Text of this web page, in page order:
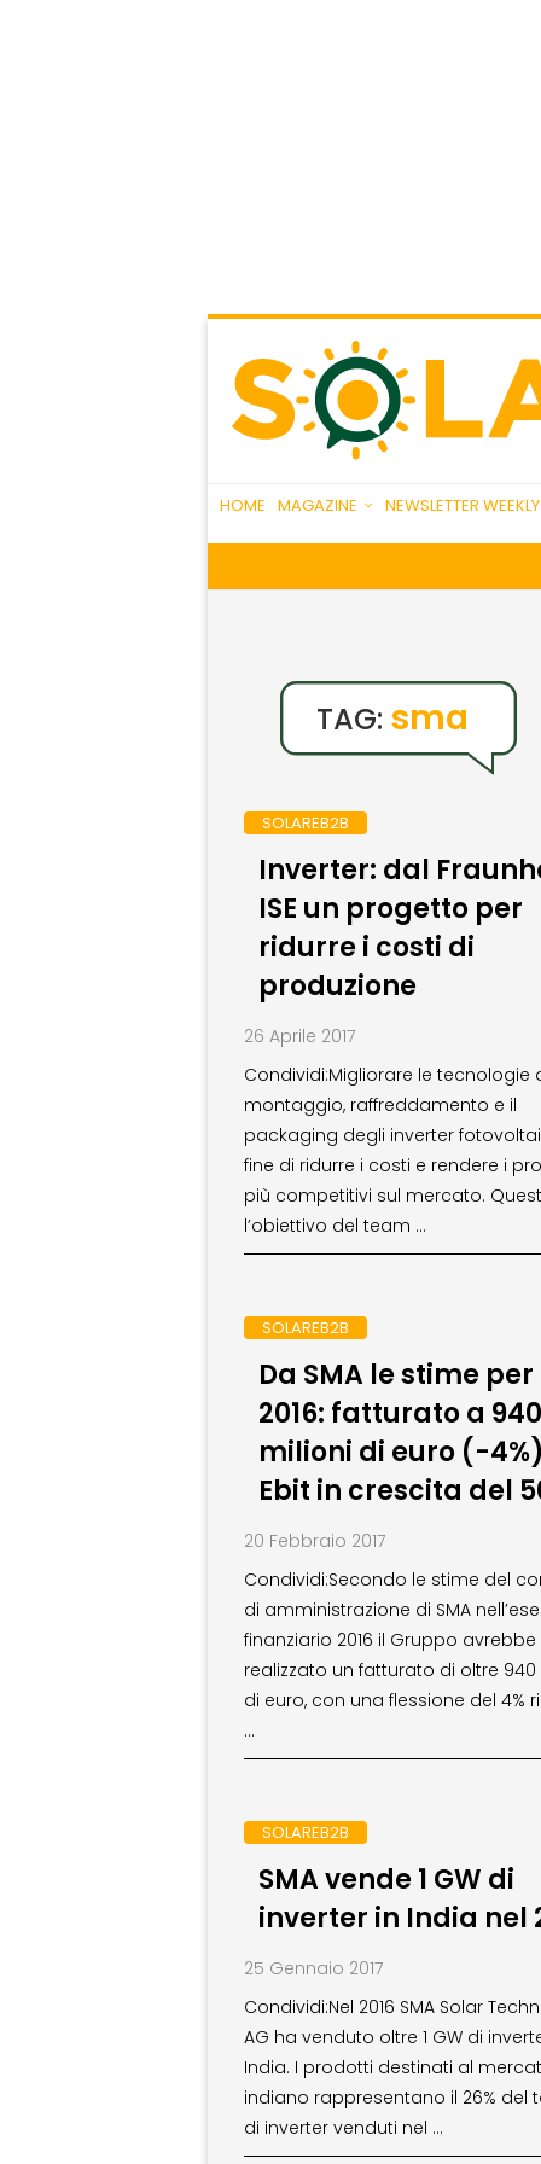
HOME MAGAZINE NEWSLETTER WEEKLY
TAG: sma
SOLAREB2B
Inverter: dal
ISE un progetto per
ridurre i costi di
produzione
26 Aprile 2017
Condividi:Migliorare le tecnologie
montaggio, raffreddamento e il
packaging degli inverter
fine di ridurre i costi e rendere i
più competitivi sul mercato.
l’obiettivo del team …
SOLAREB2B
Da SMA le stime per
2016: fatturato a 940
milioni di euro (-
Ebit in crescita del
20 Febbraio 2017
Condividi:Secondo le stime del
di amministrazione di SMA
finanziario 2016 il Gruppo avrebbe
realizzato un fatturato di oltre 940
di euro, con una flessione del 4%
…
SOLAREB2B
SMA vende 1 GW di
inverter in India nel
25 Gennaio 2017
Condividi:Nel 2016 SMA Solar
AG ha venduto oltre 1 GW di
India. I prodotti destinati al
indiano rappresentano il 26% del
di inverter venduti nel …